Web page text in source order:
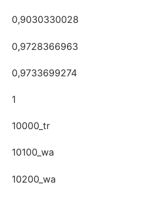
0,9030330028
0,9728366963
0,9733699274
1
10000_tr
10100_wa
10200_wa